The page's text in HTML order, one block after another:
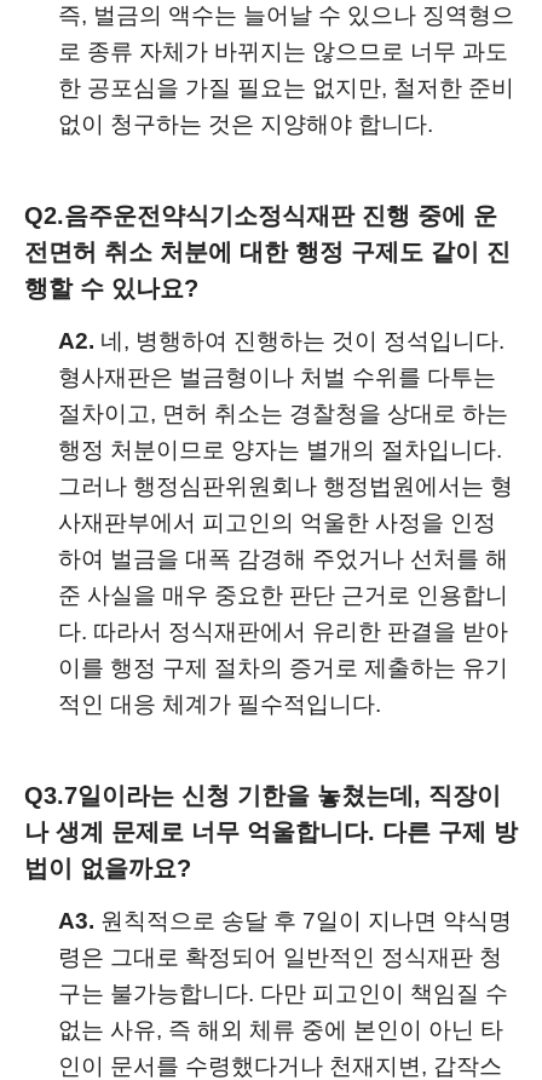
즉, 벌금의 액수는 늘어날 수 있으나 징역형으
로 종류 자체가 바뀌지는 않으므로 너무 과도
한 공포심을 가질 필요는 없지만, 철저한 준비
없이 청구하는 것은 지양해야 합니다.
Q2.음주운전약식기소정식재판 진행 중에 운
전면허 취소 처분에 대한 행정 구제도 같이 진
행할 수 있나요?
A2. 네, 병행하여 진행하는 것이 정석입니다.
형사재판은 벌금형이나 처벌 수위를 다투는
절차이고, 면허 취소는 경찰청을 상대로 하는
행정 처분이므로 양자는 별개의 절차입니다.
그러나 행정심판위원회나 행정법원에서는 형
사재판부에서 피고인의 억울한 사정을 인정
하여 벌금을 대폭 감경해 주었거나 선처를 해
준 사실을 매우 중요한 판단 근거로 인용합니
다. 따라서 정식재판에서 유리한 판결을 받아
이를 행정 구제 절차의 증거로 제출하는 유기
적인 대응 체계가 필수적입니다.
Q3.7일이라는 신청 기한을 놓쳤는데, 직장이
나 생계 문제로 너무 억울합니다. 다른 구제 방
법이 없을까요?
A3. 원칙적으로 송달 후 7일이 지나면 약식명
령은 그대로 확정되어 일반적인 정식재판 청
구는 불가능합니다. 다만 피고인이 책임질 수
없는 사유, 즉 해외 체류 중에 본인이 아닌 타
인이 문서를 수령했다거나 천재지변, 갑작스